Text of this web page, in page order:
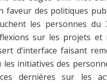
faveur des politiques
les personnes du
sur les projets et
d’interface faisant
les initiatives des
dernières sur les